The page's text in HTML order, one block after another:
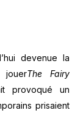
devenue la
jouerThe Fairy
provoqué un
prisaient